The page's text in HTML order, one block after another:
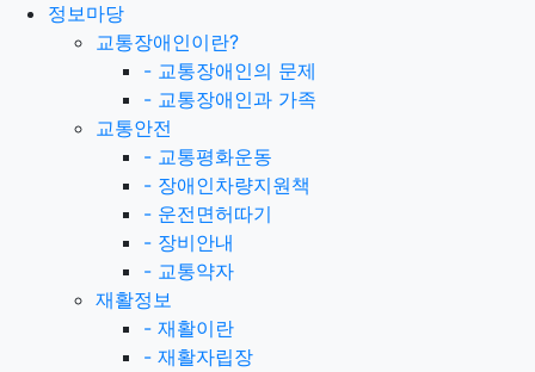
정보마당
교통장애인이란?
- 교통장애인의 문제
- 교통장애인과 가족
교통안전
- 교통평화운동
- 장애인차량지원책
- 운전면허따기
- 장비안내
- 교통약자
재활정보
- 재활이란
- 재활자립장